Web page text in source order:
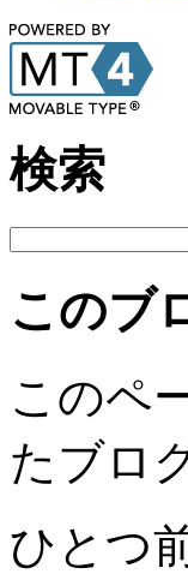
検索
このブ
このペ
たブロ
ひとつ